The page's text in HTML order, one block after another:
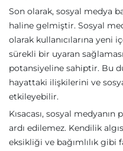
Son olarak, sosyal medya
haline gelmiştir. Sosyal
olarak kullanıcılarına yeni
sürekli bir uyaran
potansiyeline sahiptir. Bu
hayattaki ilişkilerini ve
etkileyebilir.
Kısacası, sosyal
ardı edilemez. Kendilik
eksikliği ve bağımlılık gibi